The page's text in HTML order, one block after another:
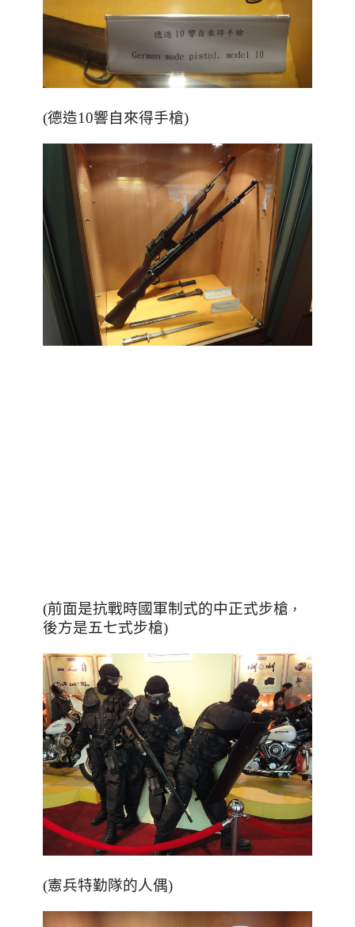
(德造10響自來得手槍)
(前面是抗戰時國軍制式的中正式步槍 ，
後方是五七式步槍)
(憲兵特勤隊的人偶)